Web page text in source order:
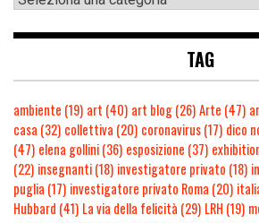
TAG
ambiente (19) art (40) art blog(26)Arte (47)
casa (32) collettiva (20) coronavirus(17) dico
(47) elena gollini(36) esposizione (37)
(22) insegnanti(18) investigatore privato (18)
puglia (17) investigatore privato Roma (20)
Hubbard (41) La via della felicità (29) LRH (19)